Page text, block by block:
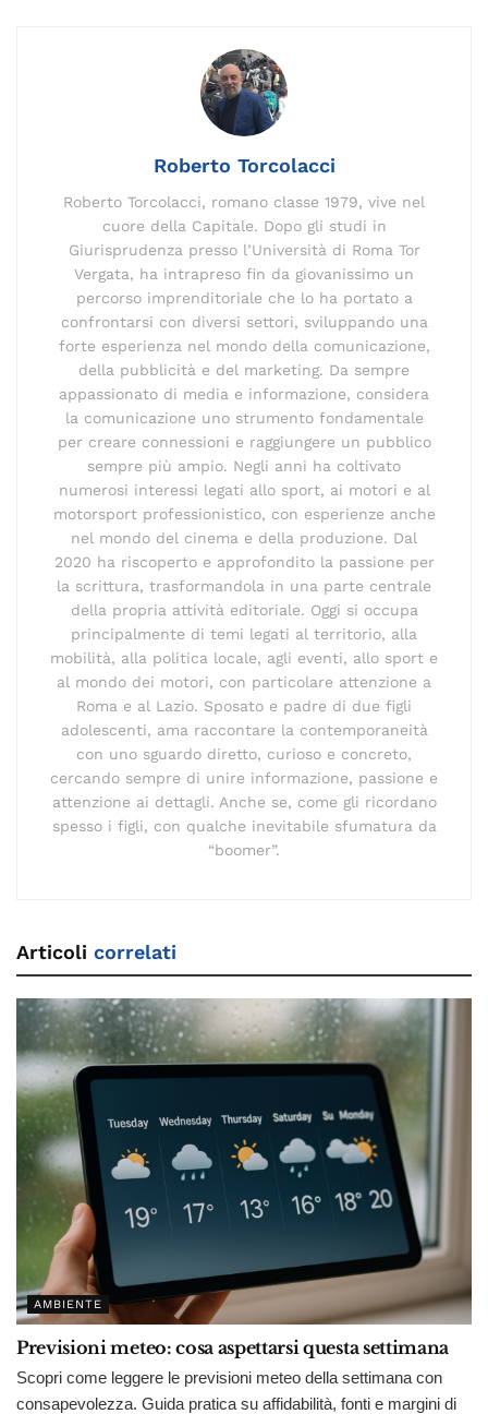
m
Li
n
k
s
Roberto Torcolacci
Roberto Torcolacci, romano classe 1979, vive nel
cuore della Capitale. Dopo gli studi in
Giurisprudenza presso l’Università di Roma Tor
Vergata, ha intrapreso fin da giovanissimo un
percorso imprenditoriale che lo ha portato a
confrontarsi con diversi settori, sviluppando una
forte esperienza nel mondo della comunicazione,
della pubblicità e del marketing. Da sempre
appassionato di media e informazione, considera
la comunicazione uno strumento fondamentale
per creare connessioni e raggiungere un pubblico
sempre più ampio. Negli anni ha coltivato
numerosi interessi legati allo sport, ai motori e al
motorsport professionistico, con esperienze anche
nel mondo del cinema e della produzione. Dal
2020 ha riscoperto e approfondito la passione per
la scrittura, trasformandola in una parte centrale
della propria attività editoriale. Oggi si occupa
principalmente di temi legati al territorio, alla
mobilità, alla politica locale, agli eventi, allo sport e
al mondo dei motori, con particolare attenzione a
Roma e al Lazio. Sposato e padre di due figli
adolescenti, ama raccontare la contemporaneità
con uno sguardo diretto, curioso e concreto,
cercando sempre di unire informazione, passione e
attenzione ai dettagli. Anche se, come gli ricordano
spesso i figli, con qualche inevitabile sfumatura da
“boomer”.
Articoli correlati
AMBIENTE
Previsioni meteo: cosa aspettarsi questa settimana
Scopri come leggere le previsioni meteo della settimana con
consapevolezza. Guida pratica su affidabilità, fonti e margini di